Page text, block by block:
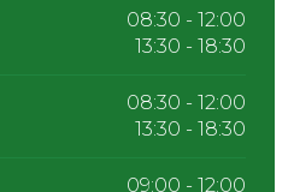
08:30 - 12:00
13:30 - 18:30
08:30 - 12:00
13:30 - 18:30
09:00 - 12:00